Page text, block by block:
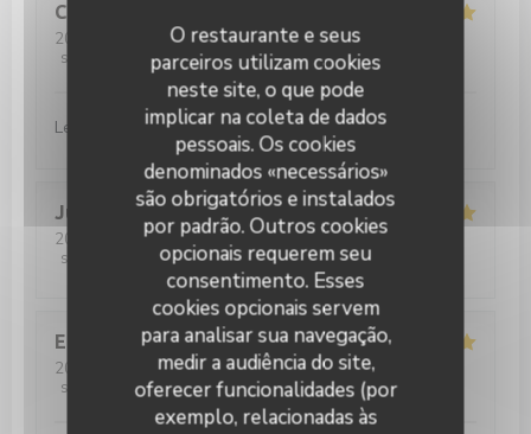
O restaurante e seus
parceiros utilizam cookies
neste site, o que pode
implicar na coleta de dados
pessoais. Os cookies
denominados «necessários»
são obrigatórios e instalados
por padrão. Outros cookies
opcionais requerem seu
consentimento. Esses
cookies opcionais servem
para analisar sua navegação,
medir a audiência do site,
oferecer funcionalidades (por
exemplo, relacionadas às
Catherine
2026-04-15
- 13:15 - guests 3
service
ambience: 5 /5 menu:5/5 quality_price
Le risotto était délicieux et le serveur très aimable.
Julie
2026-04-04- 12:30 - guests 3
service
ambience:5/5 menu:5/5 quality_price
Elsa
2026-03-28
- 12:00 - guests 2
service
/5 ambience: 5/5 menu:5/5 quality_price